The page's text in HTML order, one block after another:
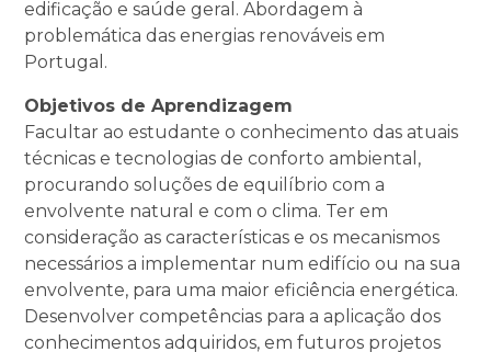
edificação e saúde geral. Abordagem à
problemática das energias renováveis em
Portugal.
Objetivos de Aprendizagem
Facultar ao estudante o conhecimento das atuais
técnicas e tecnologias de conforto ambiental,
procurando soluções de equilíbrio com a
envolvente natural e com o clima. Ter em
consideração as características e os mecanismos
necessários a implementar num edifício ou na sua
envolvente, para uma maior eficiência energética.
Desenvolver competências para a aplicação dos
conhecimentos adquiridos, em futuros projetos